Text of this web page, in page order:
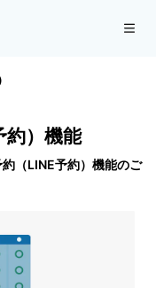
約）機能
（LINE予約）機能のご